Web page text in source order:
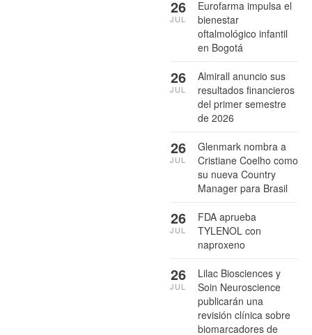
Eurofarma impulsa el
bienestar
oftalmológico infantil
en Bogotá
26
JUL
Almirall anuncio sus
resultados financieros
del primer semestre
de 2026
26
JUL
Glenmark nombra a
Cristiane Coelho como
su nueva Country
Manager para Brasil
26
JUL
FDA aprueba
TYLENOL con
naproxeno
26
JUL
Lilac Biosciences y
Soin Neuroscience
publicarán una
revisión clínica sobre
biomarcadores de
26
JUL